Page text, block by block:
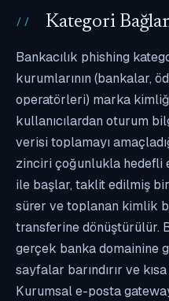
Kategori
Bankacılık phishing
kurumlarının (bankalar,
operatörleri) marka
kullanıcılardan oturum
verisi toplamayı
zinciri çoğunlukla hedefli
ile başlar, taklit edilmiş
sürer ve toplanan kimlik
transferine dönüştürülür.
gerçek banka domainine
sayfalar barındırır ve
Kurumsal e-posta